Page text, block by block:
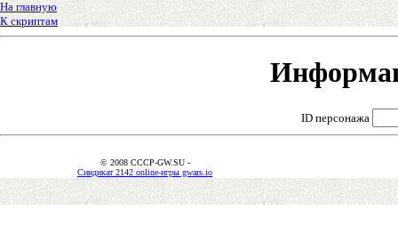
На главную
К скриптам
ID персонажа
© 2008 CCCP-GW.SU -
Синдикат 2142 online-игры gwars.io